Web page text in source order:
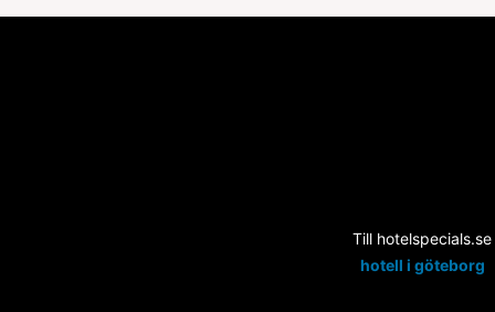
Till hotelspecials.se
hotell i göteborg